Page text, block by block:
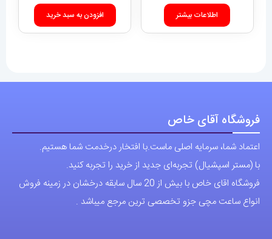
اطلاعات بیشتر افزودن به سبد خرید
فروشگاه آقای خاص
اعتماد شما، سرمایه اصلی ماست.با افتخار درخدمت شما هستیم.
با (مستر اسپشیال) تجربه‌ای جدید از خرید را تجربه کنید.
فروشگاه اقای خاص با بیش از 20 سال سابقه درخشان در زمینه فروش
انواع ساعت مچی جزو تخصصی ترین مرجع میباشد .